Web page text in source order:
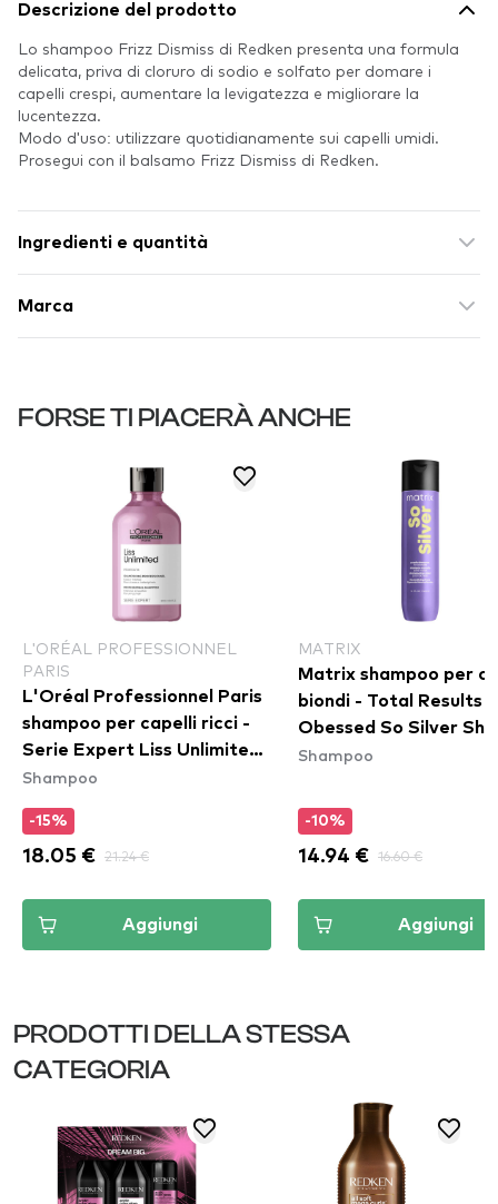
Descrizione del prodotto
Lo shampoo Frizz Dismiss di Redken presenta una formula
delicata, priva di cloruro di sodio e solfato per domare i
capelli crespi, aumentare la levigatezza e migliorare la
lucentezza.
Modo d'uso: utilizzare quotidianamente sui capelli umidi.
Prosegui con il balsamo Frizz Dismiss di Redken.
Ingredienti e quantità
Marca
FORSE TI PIACERÀ ANCHE
L'ORÉAL PROFESSIONNEL
PARIS
L'Oréal Professionnel Paris
shampoo per capelli ricci -
Serie Expert Liss Unlimited
Shampoo
Shampoo
-15%
18.05 € 21.24 €
Aggiungi
MATRIX
Matrix shampoo per
biondi - Total Results
Obessed So Silver
Shampoo
-10%
14.94 € 16.60 €
Aggiungi
PRODOTTI DELLA STESSA
CATEGORIA